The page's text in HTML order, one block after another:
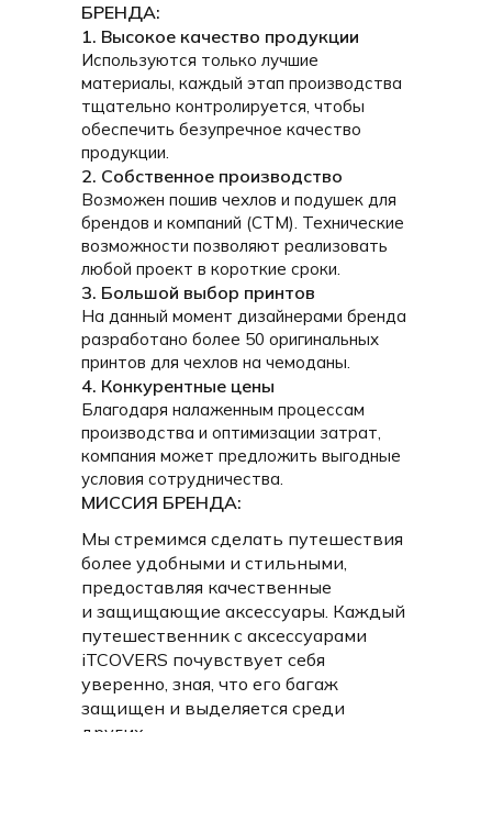
БРЕНДА:
1. Высокое качество продукции
Используются только лучшие
материалы, каждый этап производства
тщательно контролируется, чтобы
обеспечить безупречное качество
продукции.
2. Собственное производство
Возможен пошив чехлов и подушек для
брендов и компаний (СТМ). Технические
возможности позволяют реализовать
любой проект в короткие сроки.
3. Большой выбор принтов
На данный момент дизайнерами бренда
разработано более 50 оригинальных
принтов для чехлов на чемоданы.
4. Конкурентные цены
Благодаря налаженным процессам
производства и оптимизации затрат,
компания может предложить выгодные
условия сотрудничества.
МИССИЯ БРЕНДА:
Мы стремимся сделать путешествия
более удобными и стильными,
предоставляя качественные
и защищающие аксессуары. Каждый
путешественник с аксессуарами
iTCOVERS почувствует себя
уверенно, зная, что его багаж
защищен и выделяется среди
других.